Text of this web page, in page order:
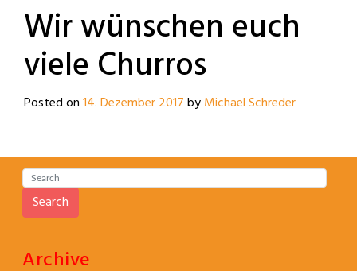
Wir wünschen euch
viele Churros
Posted on14. Dezember 2017byMichael Schreder
Search
Archive